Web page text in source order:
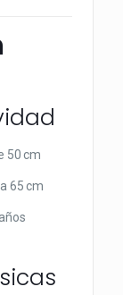
50 cm
65 cm